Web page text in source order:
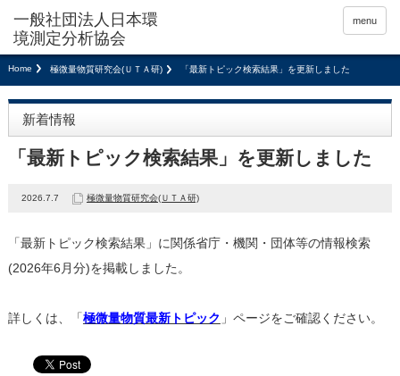
menu
Home 極微量物質研究会(ＵＴＡ研) 「最新トピック検索結果」を更新しました
新着情報
「最新トピック検索結果」を更新しました
2026.7.7 極微量物質研究会(ＵＴＡ研)
「最新トピック検索結果」に関係省庁・機関・団体等の情報検索
(2026年6月分)を掲載しました。
詳しくは、「極微量物質最新トピック 」ページをご確認ください。